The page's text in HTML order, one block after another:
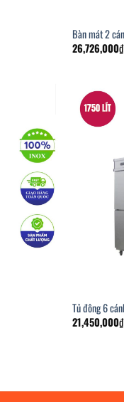
Bàn mát 2
26,726,000₫
Tủ đông 6
21,450,000₫